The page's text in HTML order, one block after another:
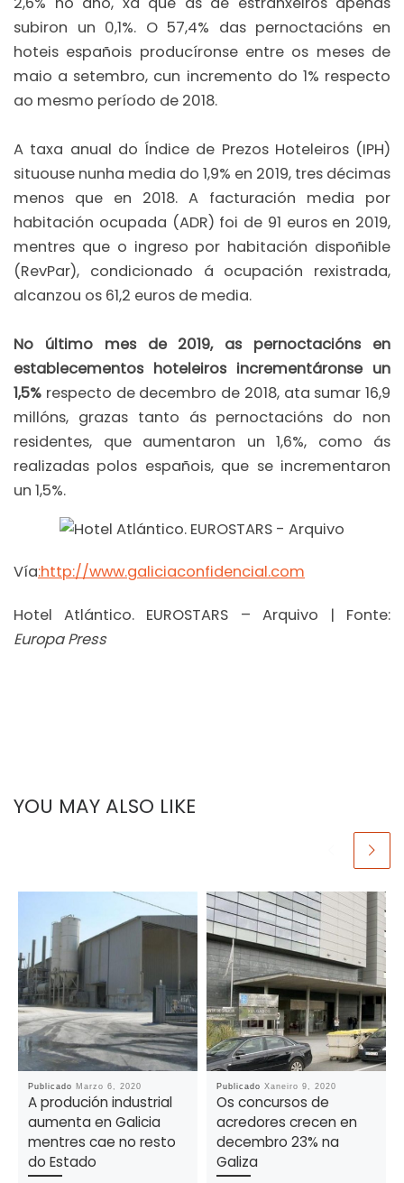
subiron un 0,1%. O 57,4% das pernoctacións en
hoteis españois producíronse entre os meses de
maio a setembro, cun incremento do 1% respecto
ao mesmo período de 2018.
A taxa anual do Índice de Prezos Hoteleiros (IPH)
situouse nunha media do 1,9% en 2019, tres décimas
menos que en 2018. A facturación media por
habitación ocupada (ADR) foi de 91 euros en 2019,
mentres que o ingreso por habitación dispoñible
(RevPar), condicionado á ocupación rexistrada,
alcanzou os 61,2 euros de media.
No último mes de 2019, as pernoctacións en
establecementos hoteleiros incrementáronse un
1,5% respecto de decembro de 2018, ata sumar 16,9
millóns, grazas tanto ás pernoctacións do non
residentes, que aumentaron un 1,6%, como ás
realizadas polos españois, que se incrementaron
un 1,5%.
Vía:http://www.galiciaconfidencial.com
Hotel Atlántico. EUROSTARS – Arquivo | Fonte:
Europa Press
YOU MAY ALSO LIKE
Publicado Marzo 6, 2020
A produción industrial
aumenta en Galicia
mentres cae no resto
do Estado
Publicado Xaneiro 9, 2020
Os concursos de
acredores crecen en
decembro 23% na
Galiza